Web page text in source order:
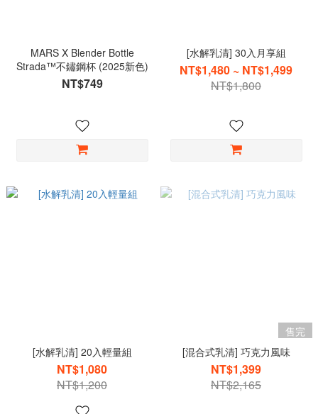
MARS X Blender Bottle
Strada™不鏽鋼杯 (2025新色)
NT$749
[水解乳清] 30入月享組
NT$1,480 ~ NT$1,499
NT$1,800
[水解乳清] 20入輕量組
NT$1,080
NT$1,200
售完
[混合式乳清] 巧克力風味
NT$1,399
NT$2,165